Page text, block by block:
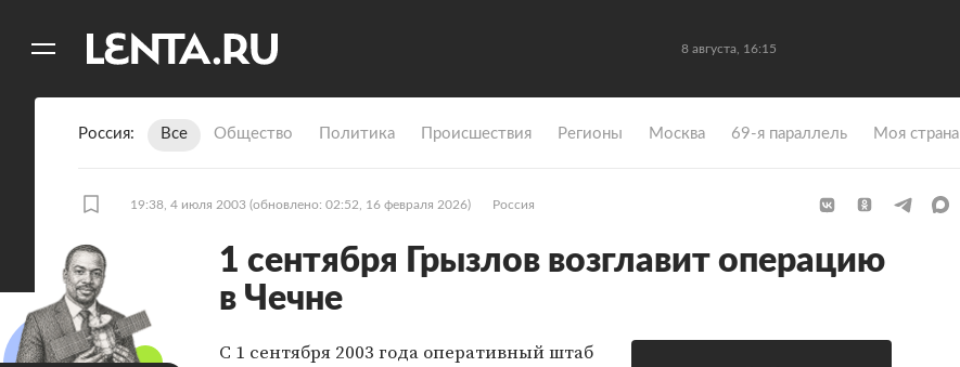
8 августа, 16:15
Россия Все Общество Политика Происшествия Регионы Москва 69-я параллель Моя страна
19:38, 4 июля 2003 (обновлено: 02:52, 16 февраля 2026) Россия
1 сентября Грызлов возглавит операцию
в Чечне
C 1 сентября 2003 года оперативный штаб